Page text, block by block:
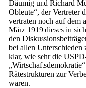
Däumig und Richard
Obleute“, der Vertreter
vertraten noch auf dem
März 1919 dieses in
den
bei allen Unterschieden
klar, wie sehr die
Rätestrukturen zur
waren.